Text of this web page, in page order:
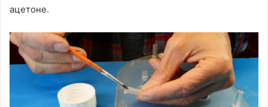
ацетоне.